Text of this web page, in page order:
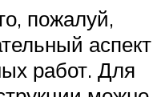
пожалуй,
аспект
работ. Для